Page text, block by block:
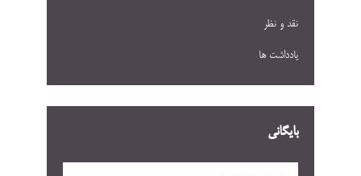
نقد و نظر
یادداشت ها
بایگانی